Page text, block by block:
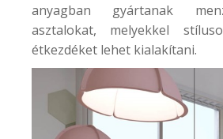
anyagban gyártanak
asztalokat, melyekkel
étkezdéket lehet kialakítani.